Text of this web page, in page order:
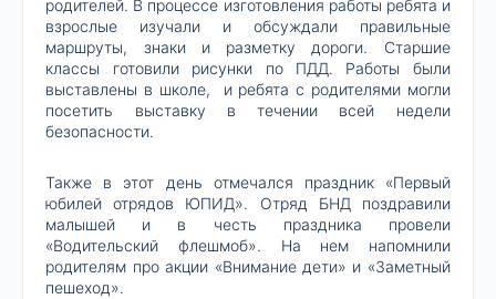
родителей. В процессе изготовления работы ребята и
взрослые изучали и обсуждали правильные
маршруты, знаки и разметку дороги. Старшие
классы готовили рисунки по ПДД. Работы были
выставлены в школе, и ребята с родителями могли
посетить выставку в течении всей недели
безопасности.
Также в этот день отмечался праздник «Первый
юбилей отрядов ЮПИД». Отряд БНД поздравили
малышей и в честь праздника провели
«Водительский флешмоб». На нем напомнили
родителям про акции «Внимание дети» и «Заметный
пешеход».